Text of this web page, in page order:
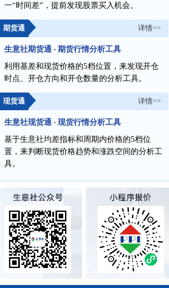
一“时间差”，提前发现股票买入机会。
期货通 详情>>
生意社期货通 - 期货行情分析工具
利用基差和现货价格的5档位置，来发现开仓
时点、开仓方向和开仓数量的分析工具。
现货通 详情>>
生意社现货通 - 现货行情分析工具
基于生意社均差指标和周期内价格的5档位
置，来判断现货价格趋势和涨跌空间的分析工
具。